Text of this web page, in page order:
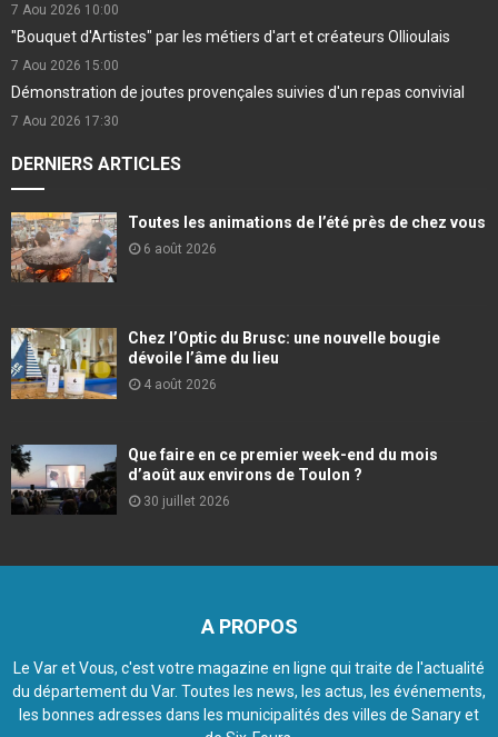
7 Aou 2026 10:00
"Bouquet d'Artistes" par les métiers d'art et créateurs Ollioulais
7 Aou 2026 15:00
Démonstration de joutes provençales suivies d'un repas convivial
7 Aou 2026 17:30
DERNIERS ARTICLES
Toutes les animations de l’été près de chez vous
6 août 2026
Chez l’Optic du Brusc: une nouvelle bougie
dévoile l’âme du lieu
4 août 2026
Que faire en ce premier week-end du mois
d’août aux environs de Toulon ?
30 juillet 2026
A PROPOS
Le Var et Vous, c'est votre magazine en ligne qui traite de l'actualité
du département du Var. Toutes les news, les actus, les événements,
les bonnes adresses dans les municipalités des villes de Sanary et